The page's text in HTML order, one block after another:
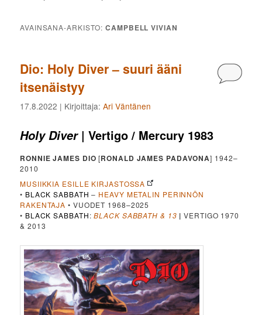
AVAINSANA-ARKISTO:CAMPBELL VIVIAN
Dio: Holy Diver – suuri ääni
itsenäistyy
17.8.2022 | Kirjoittaja:Ari Väntänen
Holy Diver| Vertigo / Mercury 1983
RONNIE JAMES DIO [RONALD JAMES PADAVONA] 1942–
2010
MUSIIKKIA ESILLE KIRJASTOSSA
• BLACK SABBATH – HEAVY METALIN PERINNÖN
RAKENTAJA • VUODET 1968–2025
• BLACK SABBATH:BLACK SABBATH & 13 | VERTIGO 1970
& 2013